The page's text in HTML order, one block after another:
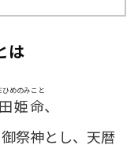
は
姫命
ひめのみこと
、
祭神とし、天暦